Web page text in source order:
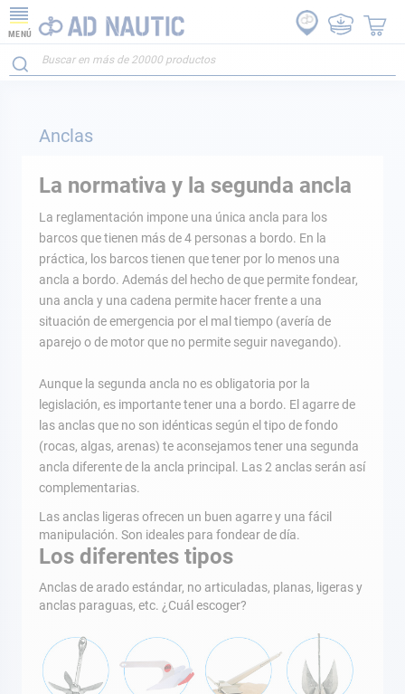
MENÚ
Anclas
La normativa y la segunda ancla
La reglamentación impone una única ancla para los
barcos que tienen más de 4 personas a bordo. En la
práctica, los barcos tienen que tener por lo menos una
ancla a bordo. Además del hecho de que permite fondear,
una ancla y una cadena permite hacer frente a una
situación de emergencia por el mal tiempo (avería de
aparejo o de motor que no permite seguir navegando).
Aunque la segunda ancla no es obligatoria por la
legislación, es importante tener una a bordo. El agarre de
las anclas que no son idénticas según el tipo de fondo
(rocas, algas, arenas) te aconsejamos tener una segunda
ancla diferente de la ancla principal. Las 2 anclas serán así
complementarias.
Las anclas ligeras ofrecen un buen agarre y una fácil
manipulación. Son ideales para fondear de día.
Los diferentes tipos
Anclas de arado estándar, no articuladas, planas, ligeras y
anclas paraguas, etc. ¿Cuál escoger?